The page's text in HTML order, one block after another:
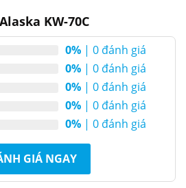
trong quá trình nướng.
KW-70C
0% | 0 đánh giá
0% | 0 đánh giá
0% | 0 đánh giá
0% | 0 đánh giá
0% | 0 đánh giá
GIÁ NGAY